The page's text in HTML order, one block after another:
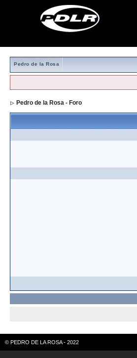
Pedro de la Rosa
Pedro de la Rosa - Foro
© PEDRO DE LA ROSA - 2022